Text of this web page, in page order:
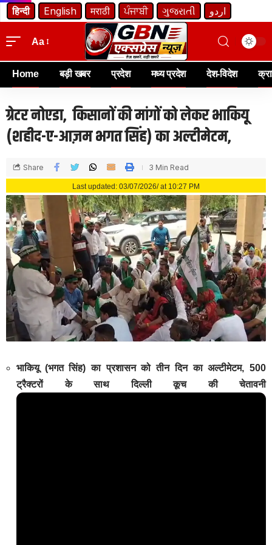
हिन्दी English मराठी ਪੰਜਾਬੀ ગુજરાતી اردو
Aa
Home बड़ी खबर प्रदेश मध्य प्रदेश देश-विदेश
ग्रेटर नोएडा, किसानों की मांगों को लेकर भाकियू
(शहीद-ए-आज़म भगत सिंह) का अल्टीमेटम,
Last updated: 03/07/2026/ at 10:27 PM
Share 3 Min Read
भाकियू (भगत सिंह) का प्रशासन को तीन दिन का अल्टीमेटम, 500
ट्रैक्टरों के साथ दिल्ली कूच की चेतावनी